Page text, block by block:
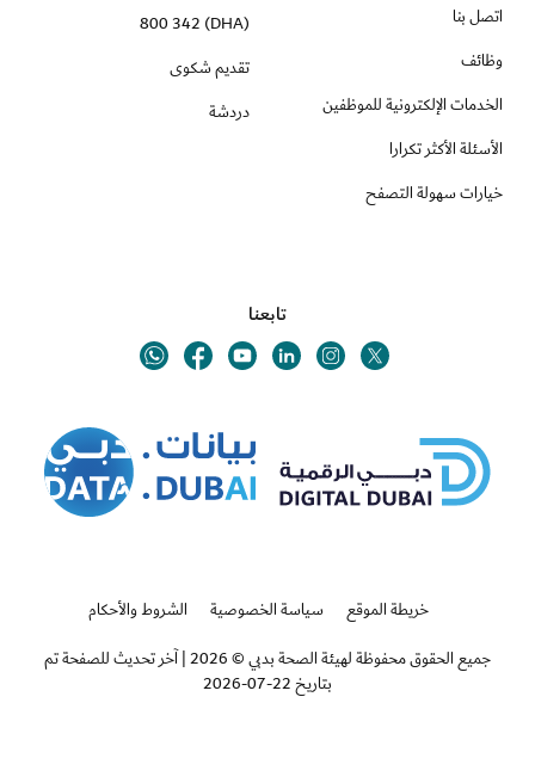
اتصل بنا
وظائف
الخدمات الإلكترونية للموظفين
الأسئلة الأكثر تكرارا
خيارات سهولة التصفح
(DHA) 800 342
تقديم شكوى
دردشة
تابعنا
خريطة الموقع سياسة الخصوصية
الشروط والأحكام
جميع الحقوق محفوظة لهيئة الصحة بدبي © 2026
|آخر تحديث للصفحة تم
بتاريخ 22-07-2026